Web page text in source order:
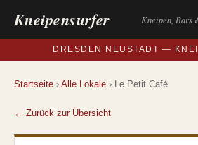
Kneipensurfer Kneipen, Bars
DRESDEN NEUSTADT —
Startseite › Alle Lokale › Le Petit Café
← Zurück zur Übersicht